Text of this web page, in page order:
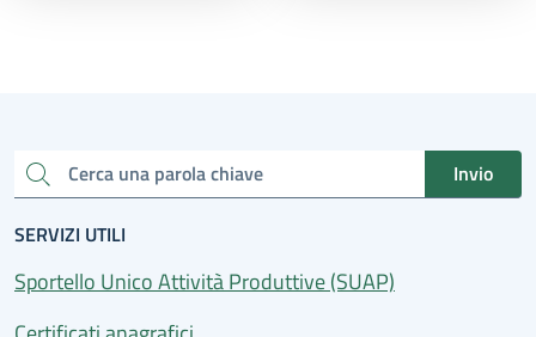
Cerca una parola chiave Invio
SERVIZI UTILI
Sportello Unico Attività Produttive (SUAP)